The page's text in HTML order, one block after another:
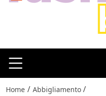
Home / Abbigliamento /